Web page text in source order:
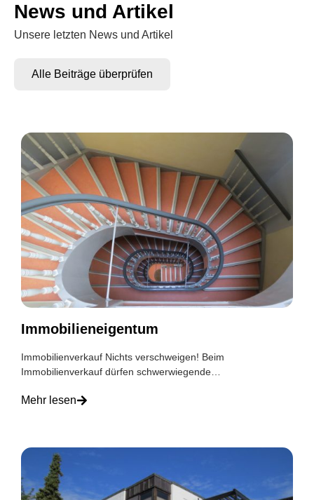
News und Artikel
Unsere letzten News und Artikel
Alle Beiträge überprüfen
Immobilieneigentum
Immobilienverkauf Nichts verschweigen! Beim
Immobilienverkauf dürfen schwerwiegende…
Mehr lesen